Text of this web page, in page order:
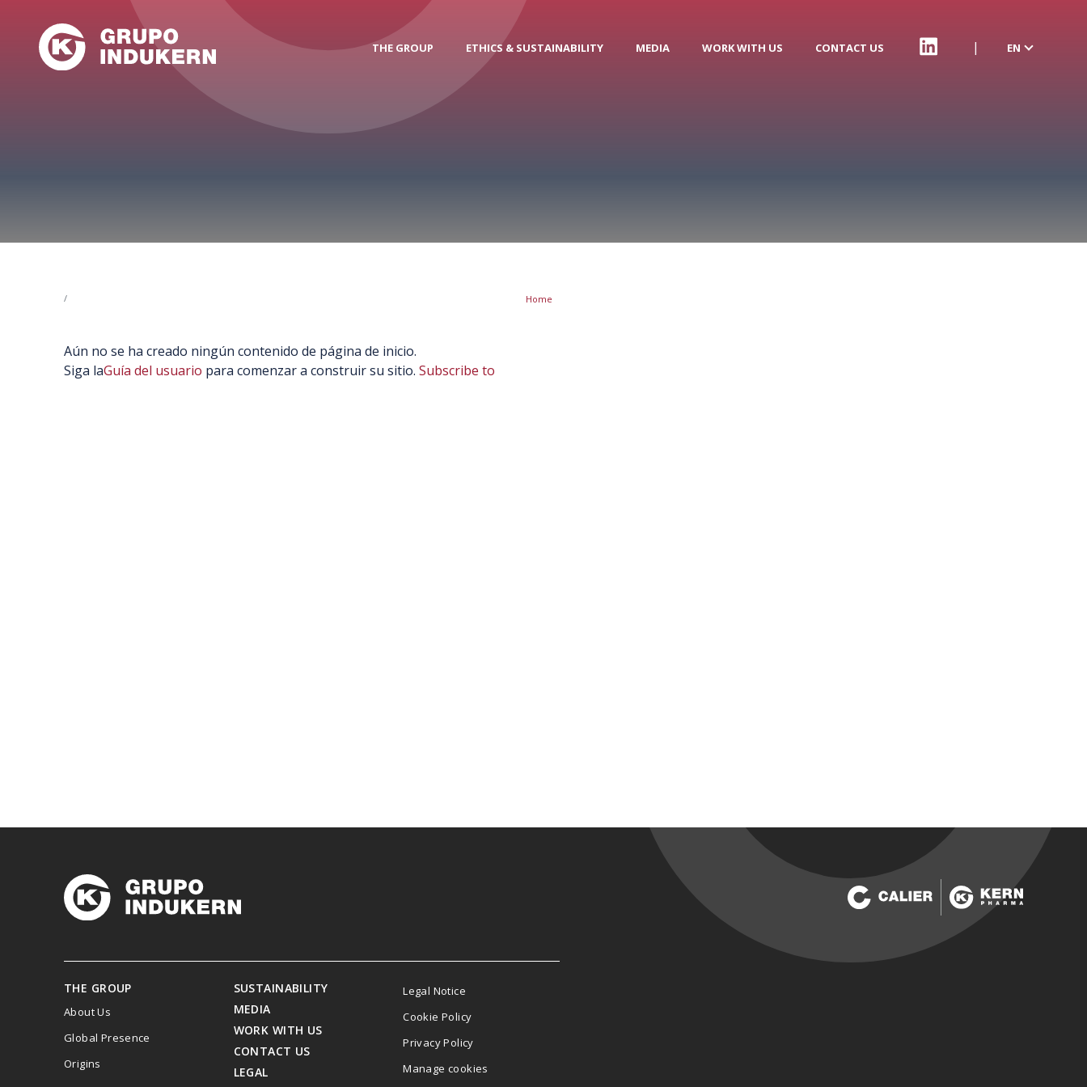
content
THE GROUP ETHICS & SUSTAINABILITY MEDIA WORK WITH US CONTACT US EN
Breadcrumb
Home
Aún no se ha creado ningún contenido de página de inicio.
Siga laGuía del usuario para comenzar a construir su sitio. Subscribe to
THE GROUP
About Us
Global Presence
Origins
SUSTAINABILITY
MEDIA
WORK WITH US
CONTACT US
LEGAL
Legal Notice
Cookie Policy
Privacy Policy
Manage cookies